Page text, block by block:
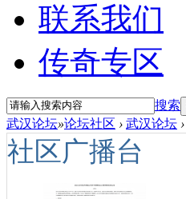
联系我们
传奇专区
搜索
武汉论坛»论坛社区 › 武汉论坛 ›
社区广播台